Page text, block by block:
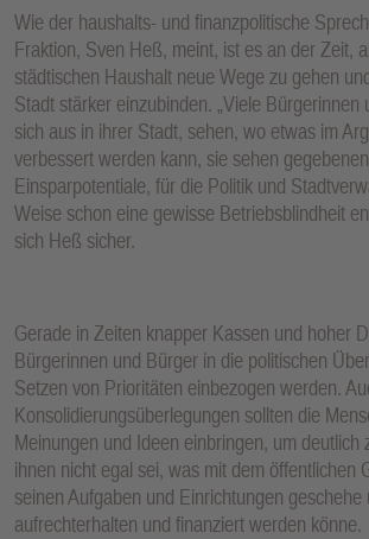
Wie der haushalts- und finanzpolitische
Fraktion, Sven Heß, meint, ist es an der Zeit,
städtischen Haushalt neue Wege zu gehen
Stadt stärker einzubinden. „Viele Bürgerinnen
sich aus in ihrer Stadt, sehen, wo etwas im
verbessert werden kann, sie sehen
Einsparpotentiale, für die Politik und
Weise schon eine gewisse Betriebsblindheit
sich Heß sicher.
Gerade in Zeiten knapper Kassen und hoher
Bürgerinnen und Bürger in die politischen
Setzen von Prioritäten einbezogen werden.
Konsolidierungsüberlegungen sollten die
Meinungen und Ideen einbringen, um deutlich
ihnen nicht egal sei, was mit dem öffentlichen
seinen Aufgaben und Einrichtungen
aufrechterhalten und finanziert werden könne.